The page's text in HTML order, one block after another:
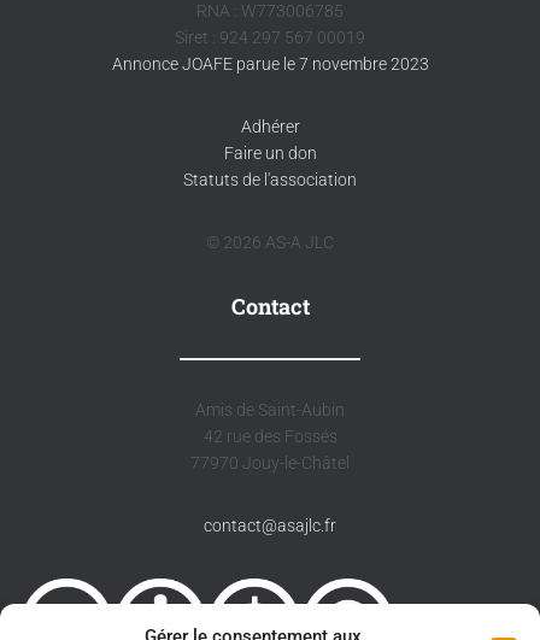
RNA : W773006785
Siret : 924 297 567 00019
Annonce JOAFE parue le 7 novembre 2023
Adhérer
Faire un don
Statuts de l'association
© 2026 AS-A JLC
Contact
Amis de Saint-Aubin
42 rue des Fossés
77970 Jouy-le-Châtel
contact@asajlc.fr